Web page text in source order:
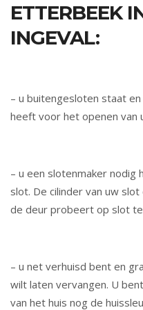
ETTERBEEK
INGEVAL:
– u buitengesloten staat
heeft voor het openen van
– u een slotenmaker
slot. De cilinder van uw
de deur probeert op slot
– u net verhuisd bent en
wilt laten vervangen. U
van het huis nog de